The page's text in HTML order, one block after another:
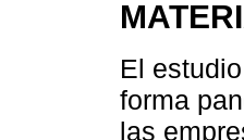
El
forma
las